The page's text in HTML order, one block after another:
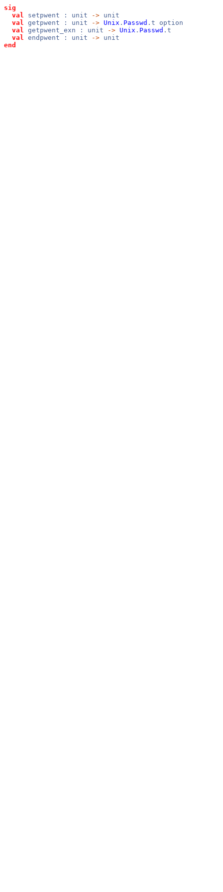
sig
val setpwent : unit -> unit
val getpwent : unit -> Unix . Passwd .t option
val getpwent_exn : unit -> Unix . Passwd .t
val endpwent : unit -> unit
end